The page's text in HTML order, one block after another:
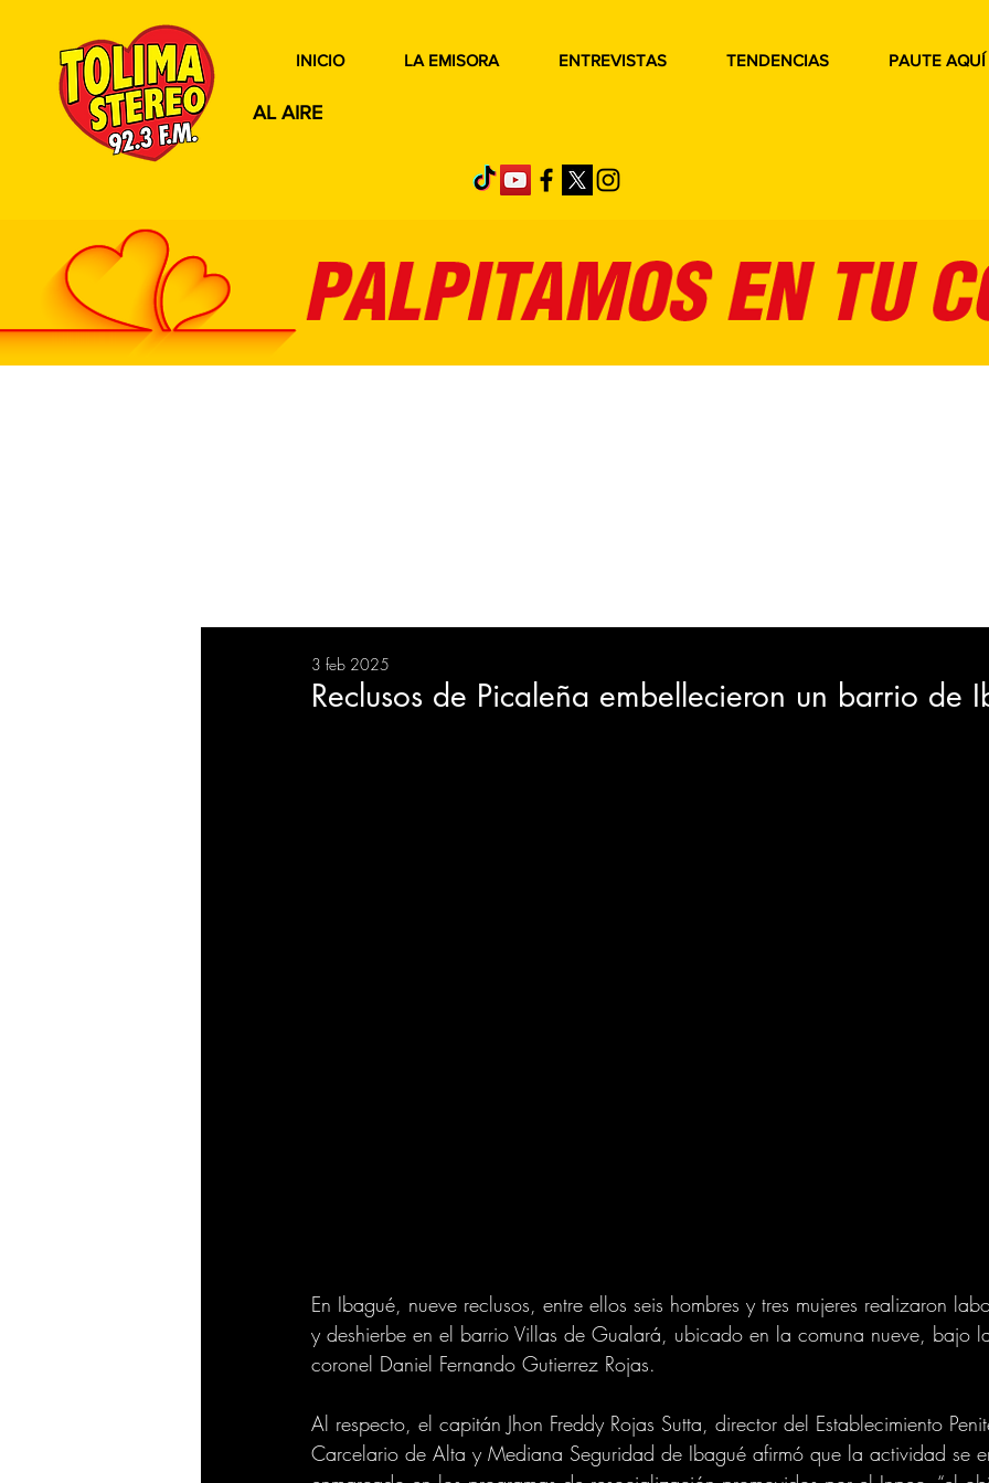
AL AIRE
INICIO LA EMISORA ENTREVISTAS TENDENCIAS PAUTE AQUÍ
BIENESTAR
Reclusos de Picaleña embellecieron un barrio de
3 feb 2025
En Ibagué, nueve reclusos, entre ellos seis hombres y tres mujeres realizaron
y deshierbe en el barrio Villas de Gualará, ubicado en la comuna nueve, bajo
coronel Daniel Fernando Gutierrez Rojas.
Al respecto, el capitán Jhon Freddy Rojas Sutta, director del Establecimiento
Carcelario de Alta y Mediana Seguridad de Ibagué afirmó que la actividad se